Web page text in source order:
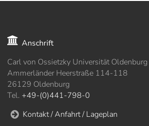
Anschrift
Carl von Ossietzky Universität Oldenburg
Ammerländer Heerstraße 114-118
26129 Oldenburg
Tel. +49-(0)441-798-0
Kontakt / Anfahrt / Lageplan